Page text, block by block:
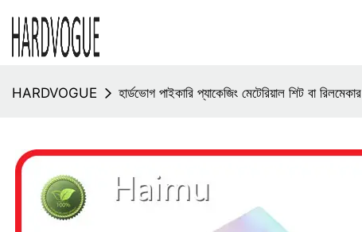
HARDVOGUE হার্ডভোগ পাইকারি প্যাকেজিং মেটেরিয়াল শিট বা রিলমেকার